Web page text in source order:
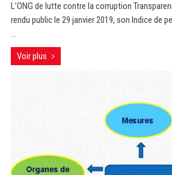
L’ONG de lutte contre la corruption
rendu public le 29 janvier 2019, son Indice de
...
Voir plus